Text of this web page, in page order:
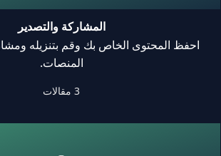
المشاركة والتصدير
احفظ المحتوى الخاص بك وقم بتنزيله
المنصات.
3 مقالات